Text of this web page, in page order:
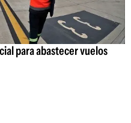
para abastecer vuelos